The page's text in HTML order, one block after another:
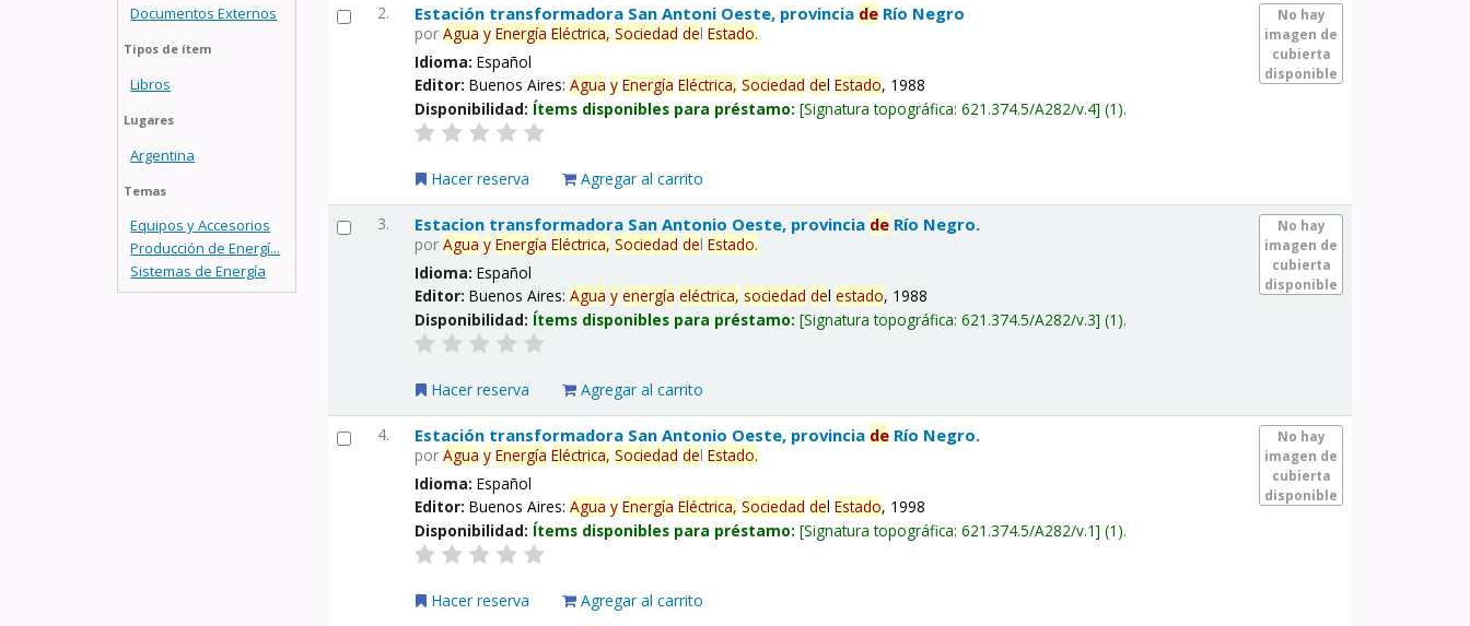
Documentos Externos
Tipos de ítem
Libros
Lugares
Argentina
Temas
Equipos y Accesorios
Producción de Energí...
Sistemas de Energía
2.
No hay
imagen de
cubierta
disponible
Estación transformadora San Antoni Oeste, provincia de Río Negro
porAgua y Energía Eléctrica, Sociedad delEstado.
Idioma:Español
Editor:Buenos Aires:Agua y Energía Eléctrica, Sociedad delEstado, 1988
Disponibilidad: Ítems disponibles para préstamo: Signatura topográfica:621.374.5/A282/v.4 (1).
Hacer reserva Agregar al carrito
3.
No hay
imagen de
cubierta
disponible
Estacion transformadora San Antonio Oeste, provincia de Río Negro.
porAgua y Energía Eléctrica, Sociedad delEstado.
Idioma:Español
Editor:Buenos Aires:Agua y energía eléctrica, sociedad delestado, 1988
Disponibilidad: Ítems disponibles para préstamo: Signatura topográfica:621.374.5/A282/v.3 (1).
Hacer reserva Agregar al carrito
4.
No hay
imagen de
cubierta
disponible
Estación transformadora San Antonio Oeste, provincia de Río Negro.
porAgua y Energía Eléctrica, Sociedad delEstado.
Idioma:Español
Editor:Buenos Aires:Agua y Energía Eléctrica, Sociedad delEstado, 1998
Disponibilidad: Ítems disponibles para préstamo: Signatura topográfica:621.374.5/A282/v.1 (1).
Hacer reserva Agregar al carrito